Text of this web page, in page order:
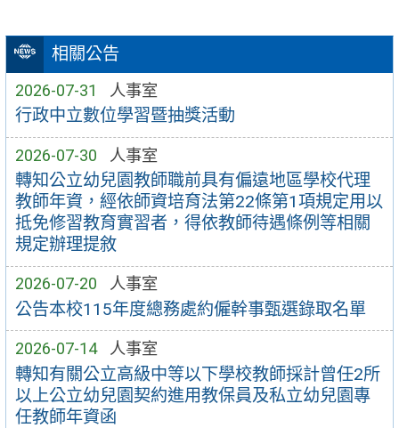
相關公告
2026-07-31 人事室
行政中立數位學習暨抽獎活動
2026-07-30 人事室
轉知公立幼兒園教師職前具有偏遠地區學校代理
教師年資，經依師資培育法第22條第1項規定用以
抵免修習教育實習者，得依教師待遇條例等相關
規定辦理提敘
2026-07-20 人事室
公告本校115年度總務處約僱幹事甄選錄取名單
2026-07-14 人事室
轉知有關公立高級中等以下學校教師採計曾任2所
以上公立幼兒園契約進用教保員及私立幼兒園專
任教師年資函